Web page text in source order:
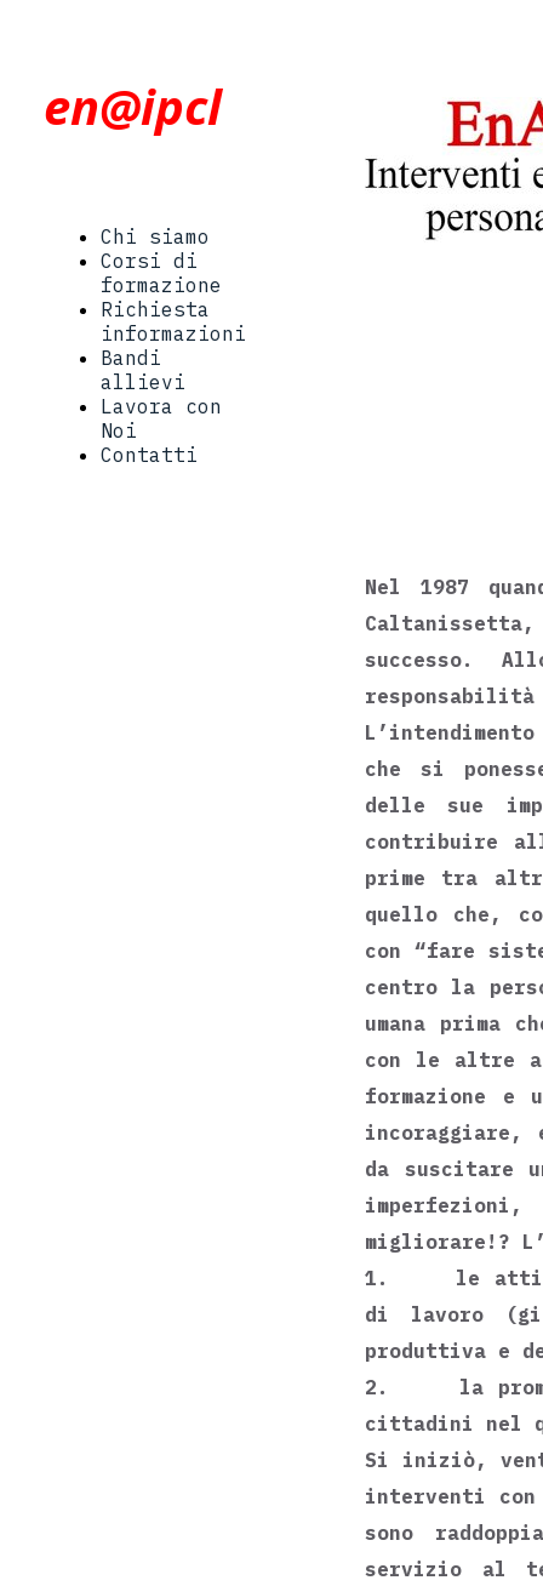
en@ipcl
Chi siamo
Corsi di
formazione
Richiesta
informazioni
Bandi
allievi
Lavora con
Noi
Contatti
Nel 1987
Caltanissetta,
successo.
che si
delle sue
contribuire
prime tra
quello che,
con “fare
centro la
umana prima
con le altre
formazione
incoraggiare,
da suscitare
migliorare!?
1. le attività
di lavoro
produttiva e
2. la
cittadini nel
Si iniziò,
interventi
sono
servizio al